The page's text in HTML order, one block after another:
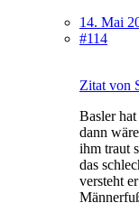
14. Mai
#114
Zitat von
Basler
dann
ihm traut
das
versteht